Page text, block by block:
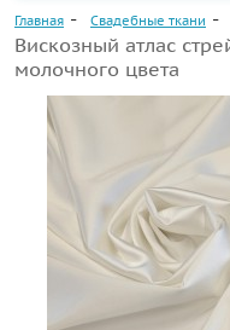
Главная Свадебные ткани
Вискозный атлас
молочного цвета